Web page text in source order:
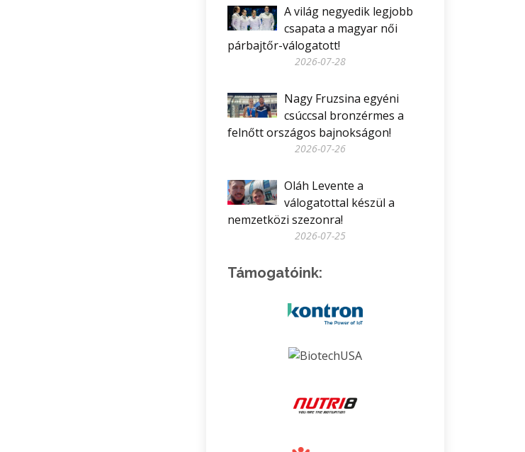
A világ negyedik legjobb
csapata a magyar női
párbajtőr-válogatott!
2026-07-28
Nagy Fruzsina egyéni
csúccsal bronzérmes a
felnőtt országos bajnokságon!
2026-07-26
Oláh Levente a
válogatottal készül a
nemzetközi szezonra!
2026-07-25
Támogatóink: